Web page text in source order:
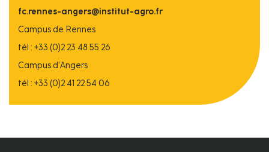
fc.rennes-angers@institut-agro.fr
Campus de Rennes
tél : +33 (0)2 23 48 55 26
Campus d'Angers
tél : +33 (0)2 41 22 54 06